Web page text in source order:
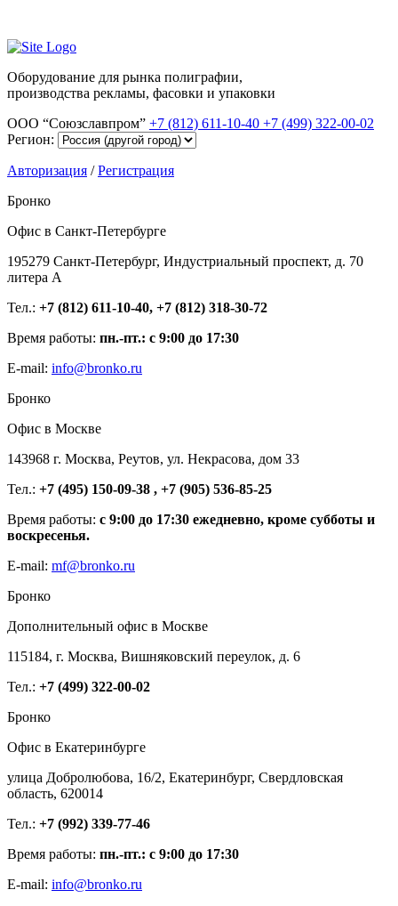
Оборудование для рынка полиграфии,
производства рекламы, фасовки и упаковки
ООО “Союзславпром” +7 (812) 611-10-40 +7 (499) 322-00-02
Регион:
Авторизация /Регистрация
Бронко
Офис в Санкт-Петербурге
195279 Санкт-Петербург, Индустриальный проспект, д. 70
литера А
Тел.: +7 (812) 611-10-40, +7 (812) 318-30-72
Время работы: пн.-пт.: с 9:00 до 17:30
E-mail: info@bronko.ru
Бронко
Офис в Москве
143968 г. Москва, Реутов, ул. Некрасова, дом 33
Тел.: +7 (495) 150-09-38 , +7 (905) 536-85-25
Время работы: с 9:00 до 17:30 ежедневно, кроме субботы и
воскресенья.
E-mail: mf@bronko.ru
Бронко
Дополнительный офис в Москве
115184, г. Москва, Вишняковский переулок, д. 6
Тел.: +7 (499) 322-00-02
Бронко
Офис в Екатеринбурге
улица Добролюбова, 16/2, Екатеринбург, Свердловская
область, 620014
Тел.: +7 (992) 339-77-46
Время работы: пн.-пт.: с 9:00 до 17:30
E-mail: info@bronko.ru